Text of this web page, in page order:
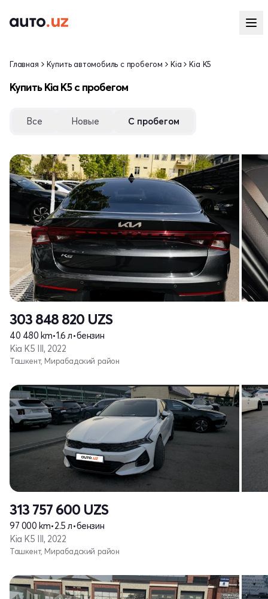
Главная Купить автомобиль с пробегом Kia Kia K5
Купить Kia K5 с пробегом
Все Новые С пробегом
303 848 820 UZS
40 480 km•1.6 л•бензин
Kia K5 III, 2022
Ташкент, Мирабадский район
313 757 600 UZS
97 000 km•2.5 л•бензин
Kia K5 III, 2022
Ташкент, Мирабадский район